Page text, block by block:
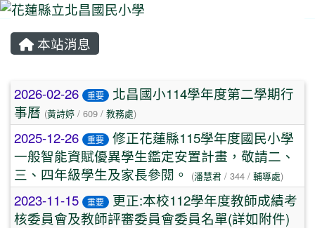
本站消息
文章列表
2026-02-26 重要
北昌國小114學年度第二學期行
事曆 (黃詩婷 / 609 / 教務處)
2025-12-26 重要
修正花蓮縣115學年度國民小學
一般智能資賦優異學生鑑定安置計畫，敬請二、
三、四年級學生及家長參閱。
(潘慧君 / 344 / 輔導處)
2023-11-15 重要
更正:本校112學年度教師成績考
核委員會及教師評審委員會委員名單(詳如附件)